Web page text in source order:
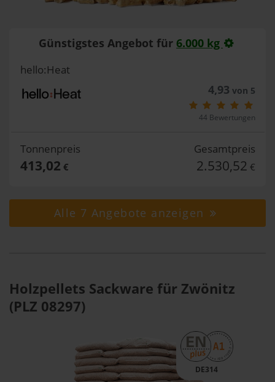
Günstigstes Angebot für 6.000 kg
hello:Heat
4,93 von 5
44 Bewertungen
Tonnenpreis
413,02 €
Gesamtpreis
2.530,52 €
Alle 7 Angebote anzeigen
Holzpellets Sackware für Zwönitz
(PLZ 08297)
DE314